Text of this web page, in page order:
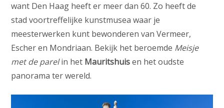
want Den Haag heeft er meer dan 60. Zo heeft de
stad voortreffelijke kunstmusea waar je
meesterwerken kunt bewonderen van Vermeer,
Escher en Mondriaan. Bekijk het beroemde Meisje
met de parelin het Mauritshuisen het oudste
panorama ter wereld.